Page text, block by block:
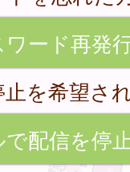
ワード再発
を希望さ
配信を停